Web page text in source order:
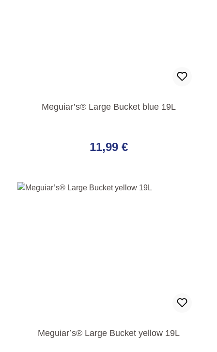
Meguiar’s® Large Bucket blue 19L
11,99 €
Meguiar’s® Large Bucket yellow 19L